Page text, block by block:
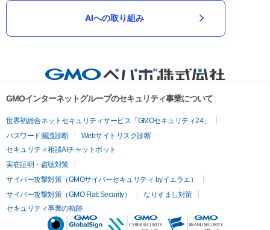
AIへの取り組み
GMOインターネットグループのセキュリティ事業について
世界初総合ネットセキュリティサービス「GMOセキュリティ24」
パスワード漏洩診断
Webサイトリスク診断
セキュリティ相談AIチャットボット
実在証明・盗聴対策
サイバー攻撃対策（GMOサイバーセキュリティ byイエラエ）
サイバー攻撃対策（GMO Flatt Security）
なりすまし対策
セキュリティ事業の軌跡